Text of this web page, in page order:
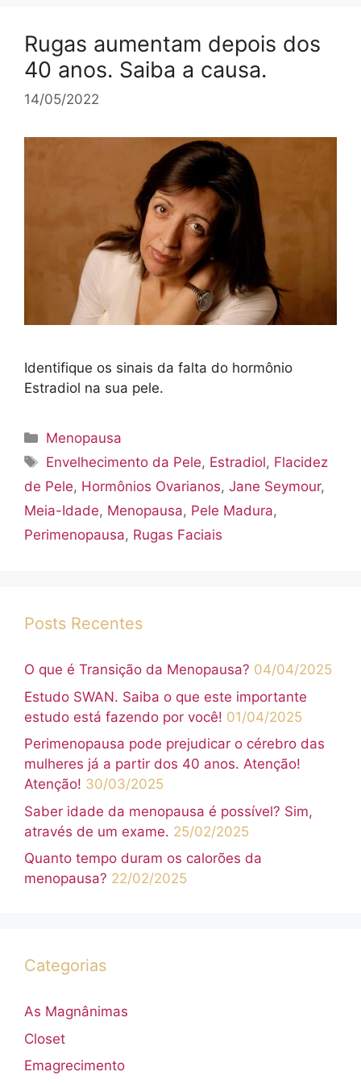
Rugas aumentam depois dos
40 anos. Saiba a causa.
14/05/2022
Identifique os sinais da falta do hormônio
Estradiol na sua pele.
Categorias
Menopausa
Tags
Envelhecimento da Pele, Estradiol, Flacidez
de Pele, Hormônios Ovarianos, Jane Seymour,
Meia-Idade, Menopausa, Pele Madura,
Perimenopausa, Rugas Faciais
Posts Recentes
O que é Transição da Menopausa? 04/04/2025
Estudo SWAN. Saiba o que este importante
estudo está fazendo por você! 01/04/2025
Perimenopausa pode prejudicar o cérebro das
mulheres já a partir dos 40 anos. Atenção!
Atenção! 30/03/2025
Saber idade da menopausa é possível? Sim,
através de um exame. 25/02/2025
Quanto tempo duram os calorões da
menopausa? 22/02/2025
Categorias
As Magnânimas
Closet
Emagrecimento